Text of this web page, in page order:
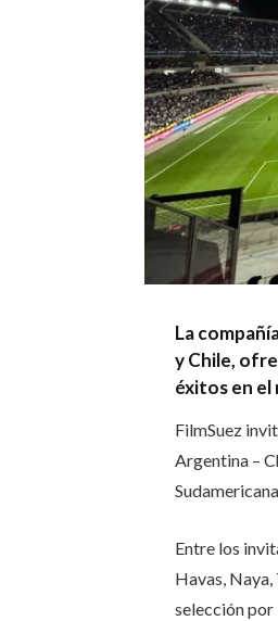
La
y Chile,
éxitos en el
FilmSuez
Argentina –
Entre los
Havas,
selección por